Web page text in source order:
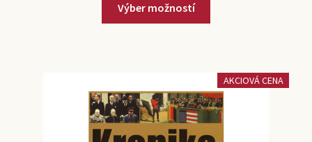
Výber možností
AKCIOVÁ CENA